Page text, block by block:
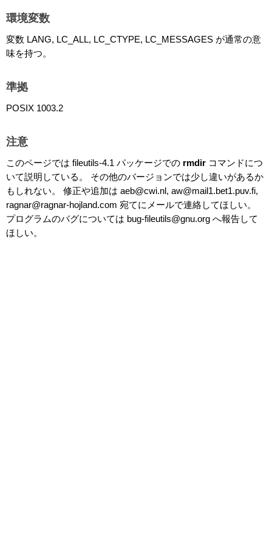
環境変数
変数 LANG, LC_ALL, LC_CTYPE, LC_MESSAGES が通常の意
味を持つ。
準拠
POSIX 1003.2
注意
このページでは fileutils-4.1 パッケージでの rmdir コマンドにつ
いて説明している。 その他のバージョンでは少し違いがあるか
もしれない。 修正や追加は aeb@cwi.nl, aw@mail1.bet1.puv.fi,
ragnar@ragnar-hojland.com 宛てにメールで連絡してほしい。
プログラムのバグについては bug-fileutils@gnu.org へ報告して
ほしい。